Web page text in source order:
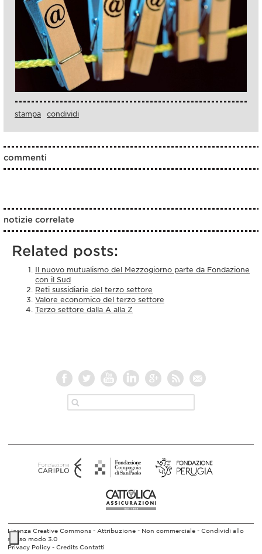
stampa condividi
commenti
notizie correlate
Related posts:
Il nuovo mutualismo del Mezzogiorno parte da Fondazione
con il Sud
Reti sussidiarie del terzo settore
Valore economico del terzo settore
Terzo settore dalla A alla Z
Licenza Creative Commons - Attribuzione - Non commerciale - Condividi allo
stesso modo 3.0
Privacy Policy - Credits Contatti